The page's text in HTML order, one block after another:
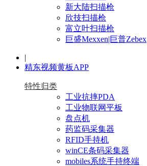
新大陆扫描枪
欣技扫描枪
富立叶扫描枪
巨盛Mexxen|巨普Zebex
|
精东视频黄板APP
特性归类
工业抗摔PDA
工业物联网平板
盘点机
药监码采集器
RFID手持机
winCE条码采集器
mobiles系统手持终端